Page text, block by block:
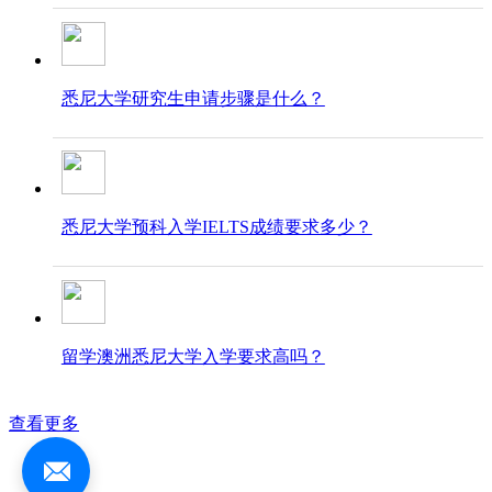
悉尼大学研究生申请步骤是什么？
悉尼大学预科入学IELTS成绩要求多少？
留学澳洲悉尼大学入学要求高吗？
查看更多